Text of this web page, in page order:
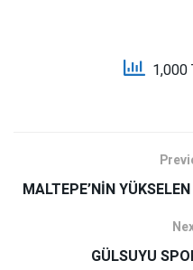
1,000
MALTEPE’NİN
GÜLSUYU